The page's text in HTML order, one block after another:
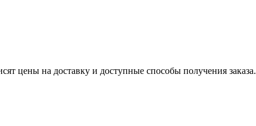
цены на доставку и доступные способы получения заказа.